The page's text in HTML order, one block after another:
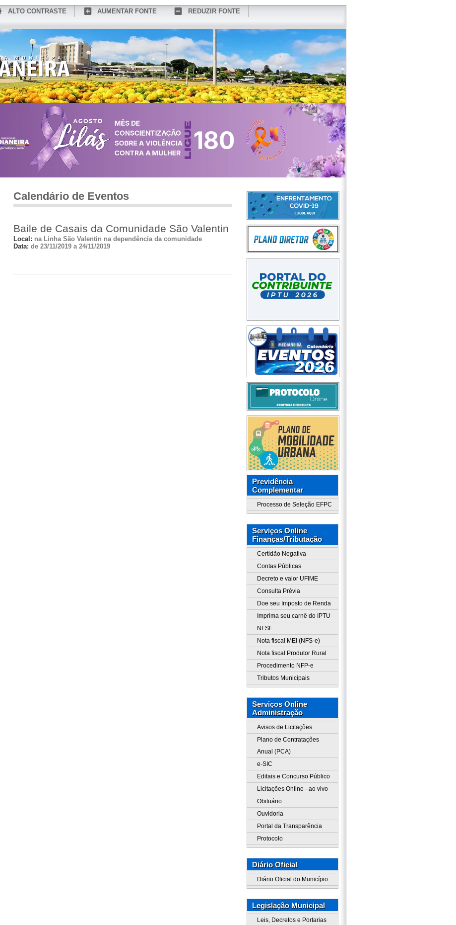
ALTO CONTRASTE AUMENTAR FONTE
REDUZIR FONTE
CONHEÇA MEDIANEIRA REDES SOCIAIS WEBMAIL
Calendário de Eventos
Baile de Casais da Comunidade São Valentin
Local: na Linha São Valentin na dependência da comunidade
Data: de 23/11/2019 a 24/11/2019
Previdência
Complementar
Processo de Seleção EFPC
Serviços Online
Finanças/Tributação
Certidão Negativa
Contas Públicas
Decreto e valor UFIME
Consulta Prévia
Doe seu Imposto de Renda
Imprima seu carnê do IPTU
NFSE
Nota fiscal MEI (NFS-e)
Nota fiscal Produtor Rural
Procedimento NFP-e
Tributos Municipais
Serviços Online
Administração
Avisos de Licitações
Plano de Contratações
Anual (PCA)
e-SIC
Editais e Concurso Público
Licitações Online - ao vivo
Obituário
Ouvidoria
Portal da Transparência
Protocolo
Diário Oficial
Diário Oficial do Município
Legislação Municipal
Leis, Decretos e Portarias